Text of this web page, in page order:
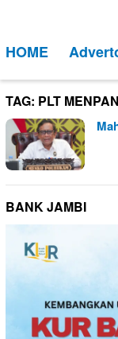
kontenMobile
HOME
TAG: PLT
BANK JAMBI